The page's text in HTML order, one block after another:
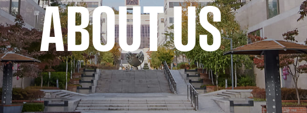
ABOUT US